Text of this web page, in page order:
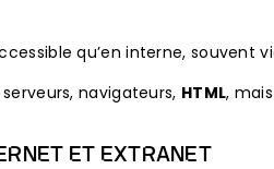
qu’en interne, souvent
navigateurs, HTML,
ET EXTRANET